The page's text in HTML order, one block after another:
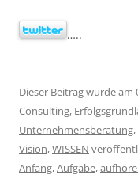
…..
Dieser Beitrag wurde am
Consulting,
Unternehmensberatung,
Vision,WISSEN
Anfang,Aufgabe,